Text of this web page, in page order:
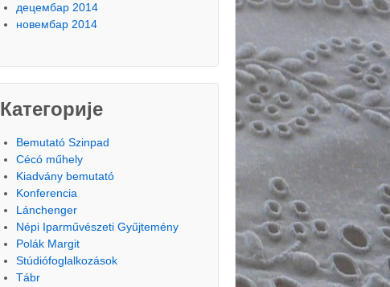
децембар 2014
новембар 2014
Категорије
Bemutató Szinpad
Cécó műhely
Kiadvány bemutató
Konferencia
Lánchenger
Népi Iparművészeti Gyűjtemény
Polák Margit
Stúdiófoglalkozások
Tábr